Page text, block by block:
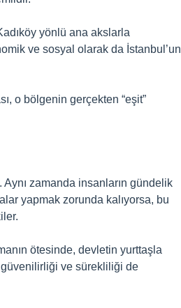
yönlü ana akslarla
ve sosyal olarak da İstanbul’un
o bölgenin gerçekten “eşit”
zamanda insanların gündelik
yapmak zorunda kalıyorsa, bu
ötesinde, devletin yurttaşla
güvenilirliği ve sürekliliği de